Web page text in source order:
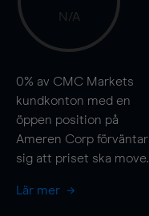
N/A
0% av CMC Markets
kundkonton med en
öppen position på
Ameren Corp förväntar
sig att priset ska move.
Lär mer